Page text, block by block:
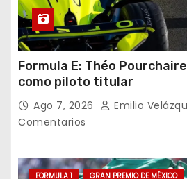
Formula E: Théo
como piloto titular
Ago 7, 2026 Emilio
Comentarios
FORMULA 1 GRAN PREMIO DE MÉXICO